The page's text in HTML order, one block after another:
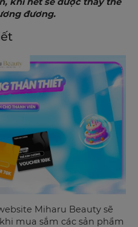
đương.
Miharu Beauty sẽ
mua sắm các sản phẩm